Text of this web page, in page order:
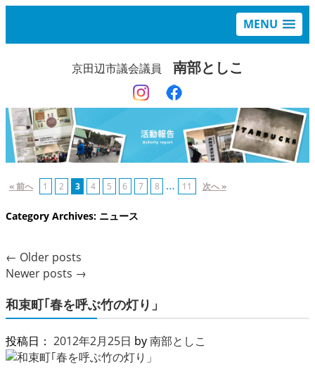
MENU
京田辺市議会議員 南部としこ
« 前へ 1 2 3 4 5 6 7 8 … 11 次へ »
Category Archives: ニュース
← Older posts
Newer posts →
和束町｢春を呼ぶ竹の灯り」
投稿日： 2012年2月25日 by南部としこ